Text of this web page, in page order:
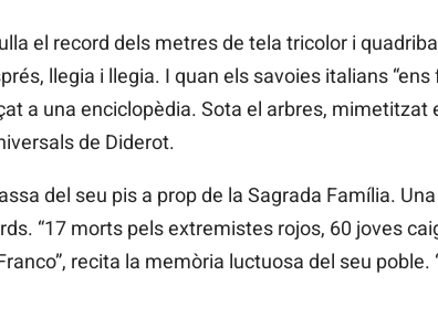
el record dels metres de tela tricolor i
llegia i llegia. I quan els savoies italians
a una enciclopèdia. Sota el arbres, mimetitzat
de Diderot.
del seu pis a prop de la Sagrada Família.
“17 morts pels extremistes rojos, 60 joves
recita la memòria luctuosa del seu poble.